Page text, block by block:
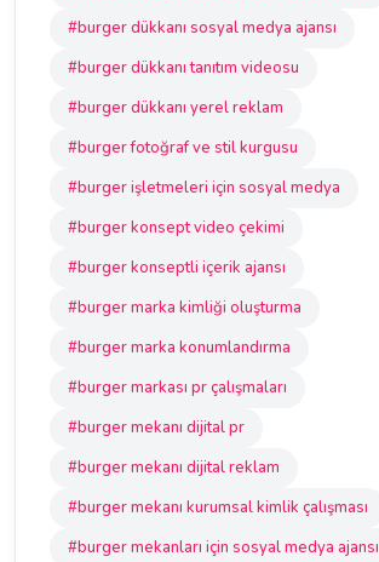
#burger dükkanı sosyal medya ajansı
#burger dükkanı tanıtım videosu
#burger dükkanı yerel reklam
#burger fotoğraf ve stil kurgusu
#burger işletmeleri için sosyal medya
#burger konsept video çekimi
#burger konseptli içerik ajansı
#burger marka kimliği oluşturma
#burger marka konumlandırma
#burger markası pr çalışmaları
#burger mekanı dijital pr
#burger mekanı dijital reklam
#burger mekanı kurumsal kimlik çalışması
#burger mekanları için sosyal medya ajansı